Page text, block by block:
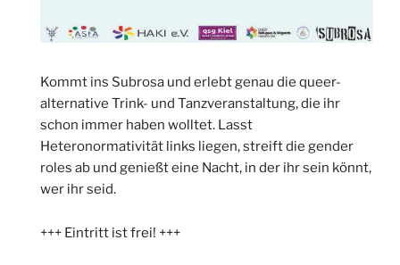
Kommt ins Subrosa und erlebt genau die queer-
alternative Trink- und Tanzveranstaltung, die ihr
schon immer haben wolltet. Lasst
Heteronormativität links liegen, streift die gender
roles ab und genießt eine Nacht, in der ihr sein könnt,
wer ihr seid.
+++ Eintritt ist frei! +++